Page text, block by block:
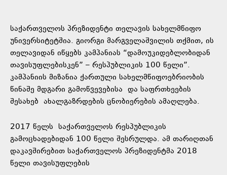
საქართველოს პრეზიდენტი თელავის სახელმწიფო
უნივერსიტეტშია. გიორგი მარგველაშვილის თქმით, ის
თელავიდან იწყებს კამპანიას “დამოუკიდებლობიდან
თავისუფლებისკენ” – რესპუბლიკის 100 წელი”.
კამპანიის მიზანია ქართული სახელმწიფოებრიობის
წინაშე მდგარი გამოწვევებისა და საფრთხეების
შესახებ ახალგაზრდების ცნობიერების ამაღლება.
2017 წელს საქართველოს რესპუბლიკის
გამოცხადებიდან 100 წელი შესრულდა. ამ თარიღთან
დაკავშირებით საქართველოს პრეზიდენტმა 2018
წელი თავისუფლების